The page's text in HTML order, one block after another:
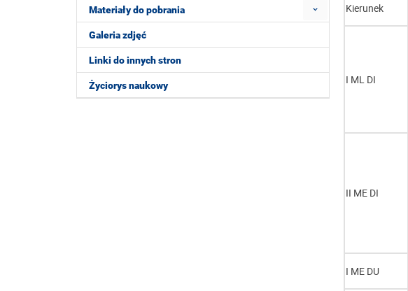
Materiały do pobrania
Galeria zdjęć
Linki do innych stron
Życiorys naukowy
Kierunek
I ML DI
II ME DI
I ME DU